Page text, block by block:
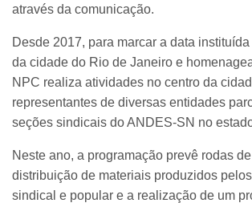
através da comunicação.
Desde 2017, para marcar a data
da cidade do Rio de Janeiro e
NPC realiza atividades no centro da
representantes de diversas entidades
seções sindicais do ANDES-SN no
Neste ano, a programação prevê rodas
distribuição de materiais produzidos
sindical e popular e a realização de um